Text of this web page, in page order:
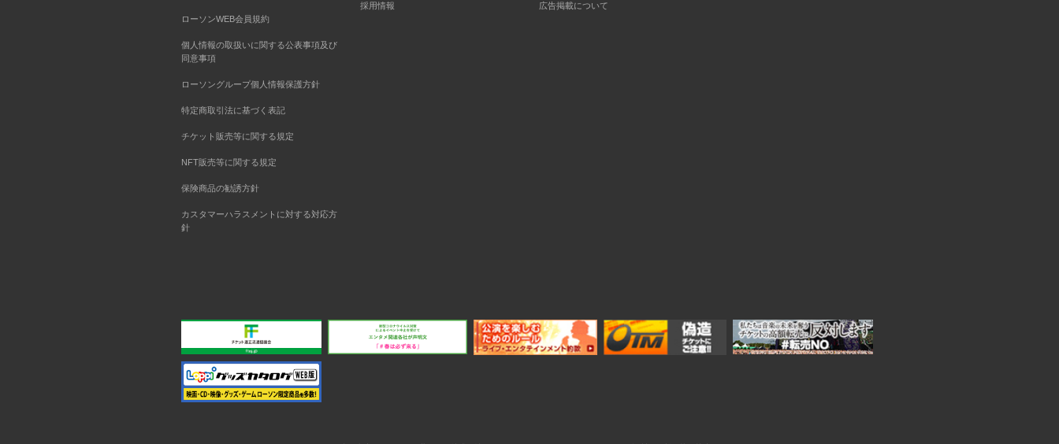
ローソンWEB会員規約
個人情報の取扱いに関する公表事項及び
同意事項
ローソングループ個人情報保護方針
特定商取引法に基づく表記
チケット販売等に関する規定
NFT販売等に関する規定
保険商品の勧誘方針
カスタマーハラスメントに対する対応方
針
採用情報 広告掲載について